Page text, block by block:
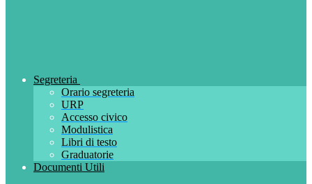
Segreteria
Orario segreteria
URP
Accesso civico
Modulistica
Libri di testo
Graduatorie
Documenti Utili